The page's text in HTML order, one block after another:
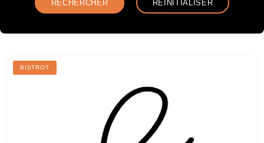
BISTROT